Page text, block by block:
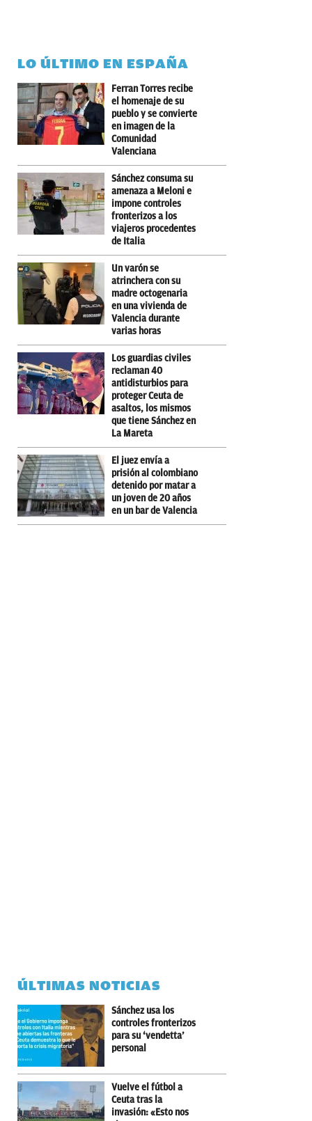
LO ÚLTIMO EN ESPAÑA
Ferran Torres recibe
el homenaje de su
pueblo y se convierte
en imagen de la
Comunidad
Valenciana
Sánchez consuma su
amenaza a Meloni e
impone controles
fronterizos a los
viajeros procedentes
de Italia
Un varón se
atrinchera con su
madre octogenaria
en una vivienda de
Valencia durante
varias horas
Los guardias civiles
reclaman 40
antidisturbios para
proteger Ceuta de
asaltos, los mismos
que tiene Sánchez en
La Mareta
El juez envía a
prisión al colombiano
detenido por matar a
un joven de 20 años
en un bar de Valencia
ÚLTIMAS NOTICIAS
Sánchez usa los
controles fronterizos
para su ‘vendetta’
personal
Vuelve el fútbol a
Ceuta tras la
invasión: «Esto nos